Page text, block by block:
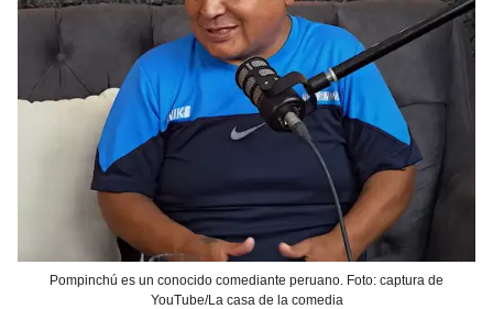
Pompinchú es un conocido comediante peruano. Foto: captura de
YouTube/La casa de la comedia